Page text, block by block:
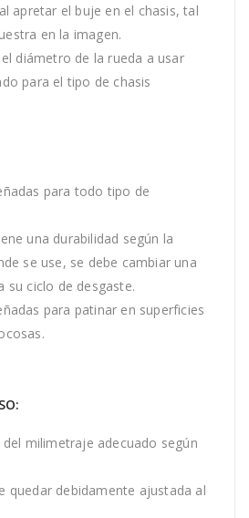
apretar el buje en el chasis, tal
en la imagen.
diámetro de la rueda a usar
para el tipo de chasis
para todo tipo de
una durabilidad según la
se use, se debe cambiar una
su ciclo de desgaste.
para patinar en superficies
del milimetraje adecuado según
quedar debidamente ajustada al